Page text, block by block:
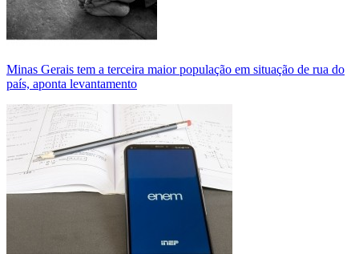
Minas Gerais tem a terceira maior população em situação de rua do
país, aponta levantamento